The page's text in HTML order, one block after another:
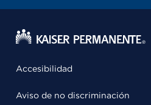
Accesibilidad
Aviso de no discriminación